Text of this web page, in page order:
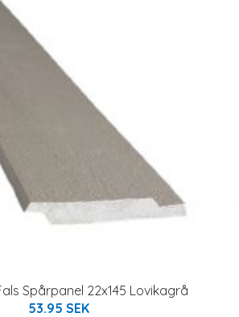
Spårpanel 22x145 Lovikagrå
53.95 SEK